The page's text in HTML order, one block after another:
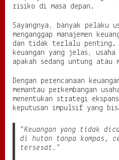
h
a
t
d
a
n
B
e
risiko di masa depan.
Sayangnya, banyak pelaku
menganggap manajemen
dan tidak terlalu penting.
keuangan yang jelas,
apakah sedang untung atau
Dengan perencanaan
memantau perkembangan
menentukan strategi
keputusan impulsif yang
“Keuangan yang tidak
di hutan tanpa kompas,
tersesat.”